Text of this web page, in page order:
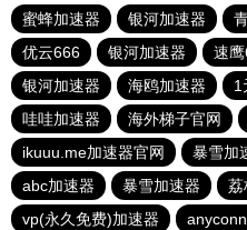
蜜蜂加速器
银河加速器
优云666
银河加速器 速
银河加速器
海鸥加速器 1
哇哇加速器
海外梯子官网
ikuuu.me加速器官网
暴雪加
abc加速器
暴雪加速器 荔
vp(永久免费)加速器